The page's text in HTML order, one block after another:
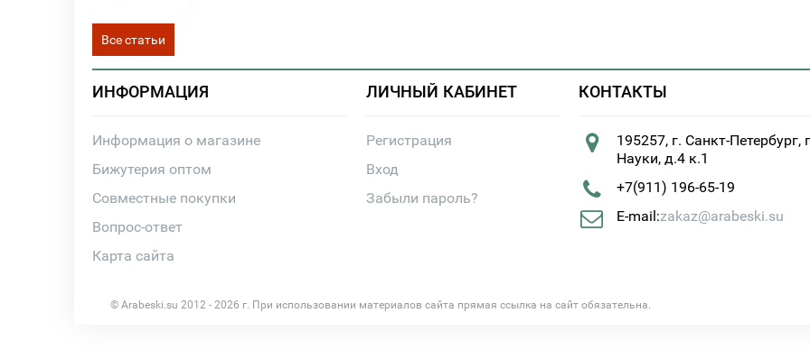
Все статьи
ИНФОРМАЦИЯ
Информация о магазине
Бижутерия оптом
Совместные покупки
Вопрос-ответ
Карта сайта
ЛИЧНЫЙ КАБИНЕТ
Регистрация
Вход
Забыли пароль?
КОНТАКТЫ
195257, г. Санкт-Петербург,
Науки, д.4 к.1
+7(911) 196-65-19
E-mail:zakaz@arabeski.su
© Arabeski.su 2012 - 2026 г. При использовании материалов сайта прямая ссылка на сайт обязательна.